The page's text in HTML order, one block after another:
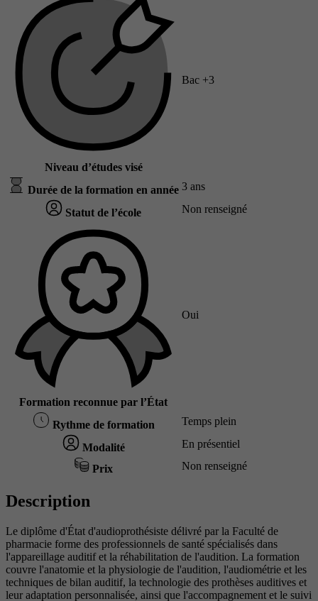
Niveau d’études visé
Bac +3
Durée de la formation en année 3 ans
Statut de l’école Non renseigné
Formation reconnue par l’État
Oui
Rythme de formation Temps plein
Modalité En présentiel
Prix Non renseigné
Description
Le diplôme d'État d'audioprothésiste délivré par la Faculté de
pharmacie forme des professionnels de santé spécialisés dans
l'appareillage auditif et la réhabilitation de l'audition. La formation
couvre l'anatomie et la physiologie de l'audition, l'audiométrie et les
techniques de bilan auditif, la technologie des prothèses auditives et
leur adaptation personnalisée, ainsi que l'accompagnement et le suivi